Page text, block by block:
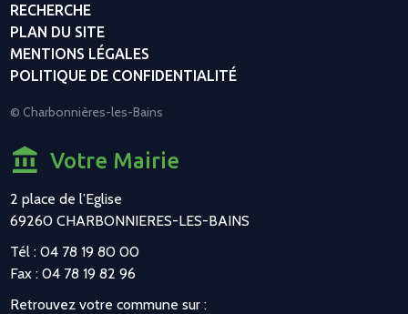
RECHERCHE
PLAN DU SITE
MENTIONS LÉGALES
POLITIQUE DE CONFIDENTIALITÉ
© Charbonnières-les-Bains
Votre Mairie
2 place de l’Eglise
69260 CHARBONNIERES-LES-BAINS
Tél : 04 78 19 80 00
Fax : 04 78 19 82 96
Retrouvez votre commune sur :